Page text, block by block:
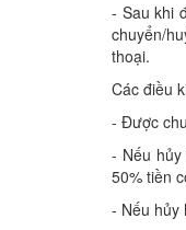
- Sau khi
chuyển/
thoại.
Các điều
- Được
- Nếu
50% tiền
- Nếu hủy